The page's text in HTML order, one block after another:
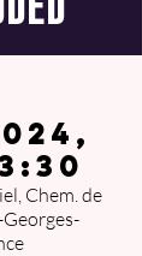
Chem. de